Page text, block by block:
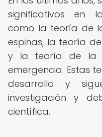
significativos en
como la teoría de
espinas, la teoría
y la teoría de la
emergencia. Estas
desarrollo y
investigación y
científica.